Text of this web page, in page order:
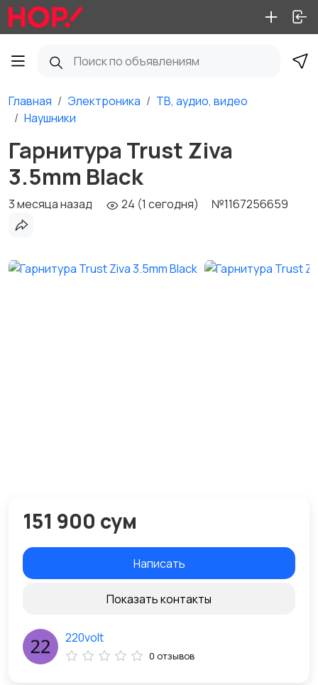
Главная Электроника
ТВ, аудио, видео
Наушники
Гарнитура Trust Ziva
3.5mm Black
3 месяца назад 24 (1 сегодня) №1167256659
151 900 сум
Написать
Показать контакты
220volt
0 отзывов